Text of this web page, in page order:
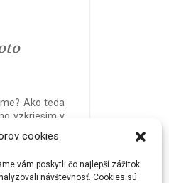
cookies
vám poskytli čo najlepší zážitok
návštevnosť. Cookies sú
Ako teda
vzkriesim v
iba ten,
chlieb, ktorý
ja dám,